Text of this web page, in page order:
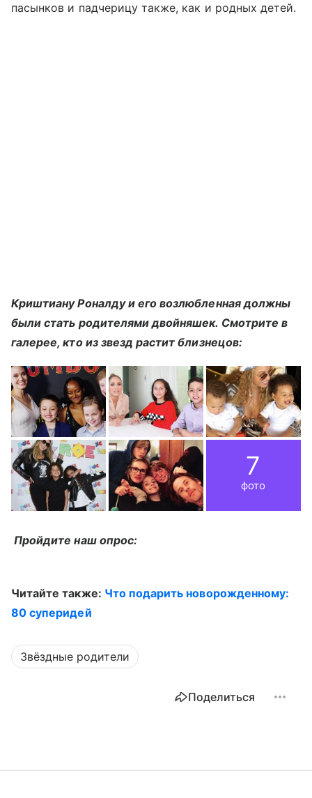
пасынков и падчерицу также, как и родных детей.
Криштиану Роналду и его возлюбленная должны
были стать родителями двойняшек. Смотрите в
галерее, кто из звезд растит близнецов:
7
фото
Пройдите наш опрос:
Читайте также: Что подарить новорожденному:
80 суперидей
Звёздные родители
Поделиться